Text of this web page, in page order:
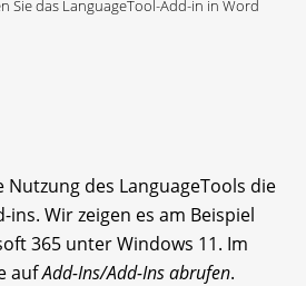
Sie das LanguageTool-Add-in in Word
des LanguageTools die
Wir zeigen es am Beispiel
365 unter Windows 11. Im
aufAdd-Ins/Add-Ins abrufen.